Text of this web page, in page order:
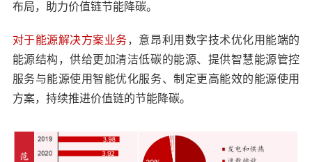
布局，助力价值链节能降碳。
对于能源解决方案业务，意昂利用数字技术优化用能端的
能源结构，供给更加清洁低碳的能源、提供智慧能源管控
服务与能源使用智能优化服务、制定更高能效的能源使用
方案，持续推进价值链的节能降碳。